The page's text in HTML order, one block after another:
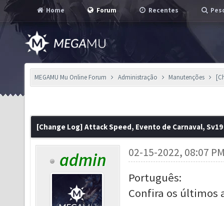
Home Forum Recentes
MEGAMU Mu Online Forum Administração Manutenções
[Change Log] Attack Speed, Evento de Carnaval, Sv19
admin 02-15-2022, 08:07
Português:
Confira os últimos